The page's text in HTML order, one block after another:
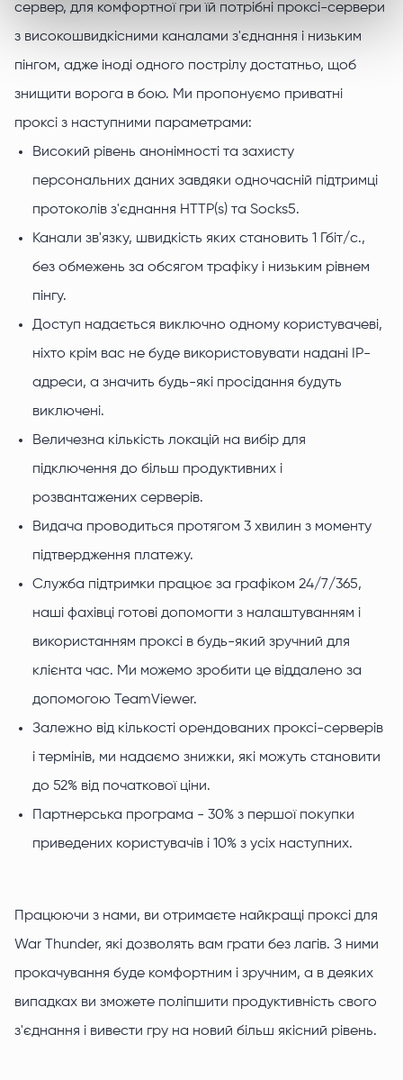
сервер, для комфортної гри їй потрібні проксі-сервери
з високошвидкісними каналами з'єднання і низьким
пінгом, адже іноді одного пострілу достатньо, щоб
знищити ворога в бою. Ми пропонуємо приватні
проксі з наступними параметрами:
Високий рівень анонімності та захисту
персональних даних завдяки одночасній підтримці
протоколів з'єднання HTTP(s) та Socks5.
Канали зв'язку, швидкість яких становить 1 Гбіт/с.,
без обмежень за обсягом трафіку і низьким рівнем
пінгу.
Доступ надається виключно одному користувачеві,
ніхто крім вас не буде використовувати надані IP-
адреси, а значить будь-які просідання будуть
виключені.
Величезна кількість локацій на вибір для
підключення до більш продуктивних і
розвантажених серверів.
Видача проводиться протягом 3 хвилин з моменту
підтвердження платежу.
Служба підтримки працює за графіком 24/7/365,
наші фахівці готові допомогти з налаштуванням і
використанням проксі в будь-який зручний для
клієнта час. Ми можемо зробити це віддалено за
допомогою TeamViewer.
Залежно від кількості орендованих проксі-серверів
і термінів, ми надаємо знижки, які можуть становити
до 52% від початкової ціни.
Партнерська програма - 30% з першої покупки
приведених користувачів і 10% з усіх наступних.
Працюючи з нами, ви отримаєте найкращі проксі для
War Thunder, які дозволять вам грати без лагів. З ними
прокачування буде комфортним і зручним, а в деяких
випадках ви зможете поліпшити продуктивність свого
з'єднання і вивести гру на новий більш якісний рівень.